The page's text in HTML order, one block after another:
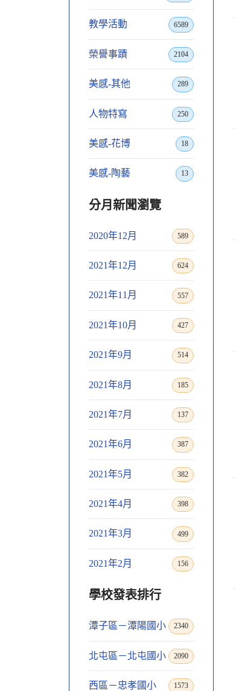
教學活動 6589
榮譽事蹟 2104
美感-其他 289
人物特寫 250
美感-花博 18
美感-陶藝 13
分月新聞瀏覽
2020年12月 589
2021年12月 624
2021年11月 557
2021年10月 427
2021年9月 514
2021年8月 185
2021年7月 137
2021年6月 387
2021年5月 382
2021年4月 398
2021年3月 499
2021年2月 156
學校發表排行
潭子區－潭陽國小 2340
北屯區－北屯國小 2090
西區－忠孝國小 1573